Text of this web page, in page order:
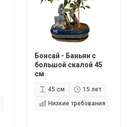
Бонсай - Баньян с
большой скалой 45
см
45 см
15 лет
Низкие требования